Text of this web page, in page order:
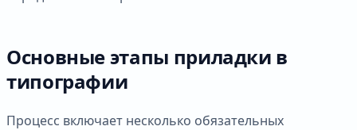
Основные этапы приладки в
типографии
Процесс включает несколько обязательных